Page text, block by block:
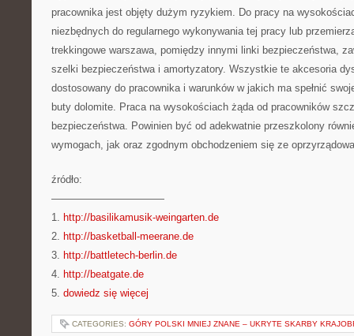
pracownika jest objęty dużym ryzykiem. Do pracy na
niezbędnych do regularnego wykonywania tej pracy lub
trekkingowe warszawa, pomiędzy innymi linki bezpieczeństwa,
szelki bezpieczeństwa i amortyzatory. Wszystkie te akcesoria
dostosowany do pracownika i warunków w jakich ma spełnić
buty dolomite. Praca na wysokościach żąda od pracowników
bezpieczeństwa. Powinien być od adekwatnie przeszkolony
wymogach, jak oraz zgodnym obchodzeniem się ze
źródło:
———————————
1. http://basilikamusik-weingarten.de
2. http://basketball-meerane.de
3. http://battletech-berlin.de
4. http://beatgate.de
5. dowiedz się więcej
CATEGORIES: GÓRY POLSKI MNIEJ ZNANE – UKRYTE SKARBY